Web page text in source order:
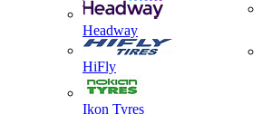
Headway
HiFly
Ikon Tyres